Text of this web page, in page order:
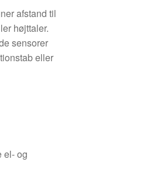
afstand til
højttaler.
sensorer
eller
el- og